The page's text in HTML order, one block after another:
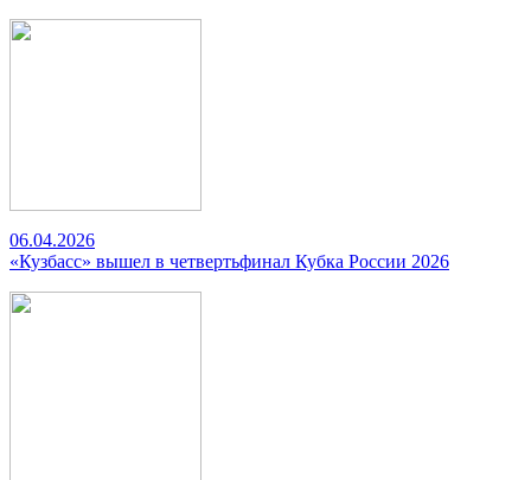
06.04.2026
«Кузбасс» вышел в четвертьфинал Кубка России 2026